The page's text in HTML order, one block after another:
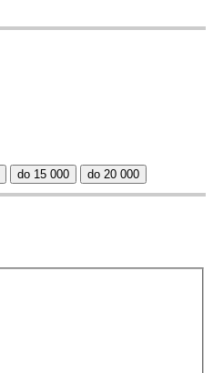
do 15 000 do 20 000